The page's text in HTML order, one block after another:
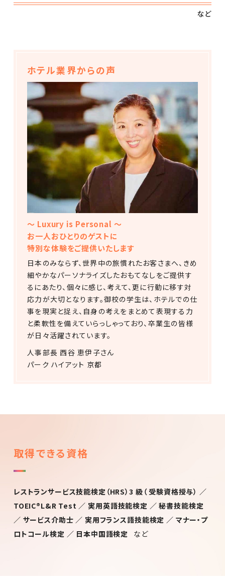
など
ホテル業界からの声
～ Luxury is Personal ～
お一人おひとりのゲストに
特別な体験をご提供いたします
日本のみならず、世界中の旅慣れたお客さまへ、きめ
細やかなパーソナライズしたおもてなしをご提供す
るにあたり、個々に感じ、考えて、更に行動に移す対
応力が大切となります。御校の学生は、ホテルでの仕
事を現実と捉え、自身の考えをまとめて表現する力
と柔軟性を備えていらっしゃっており、卒業生の皆様
が日々活躍されています。
人事部長 西谷 恵伊子さん
パーク ハイアット 京都
取得できる資格
レストランサービス技能検定（HRS）3 級（ 受験資格授与） ／
TOEIC®L&R Test ／ 実用英語技能検定 ／秘書技能検定
／ サービス介助士 ／ 実用フランス語技能検定 ／ マナー・プ
ロトコール検定 ／ 日本中国語検定
など